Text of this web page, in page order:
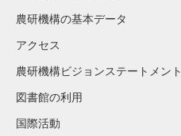
農研機構の基本データ
アクセス
農研機構ビジョンステートメント
図書館の利用
国際活動